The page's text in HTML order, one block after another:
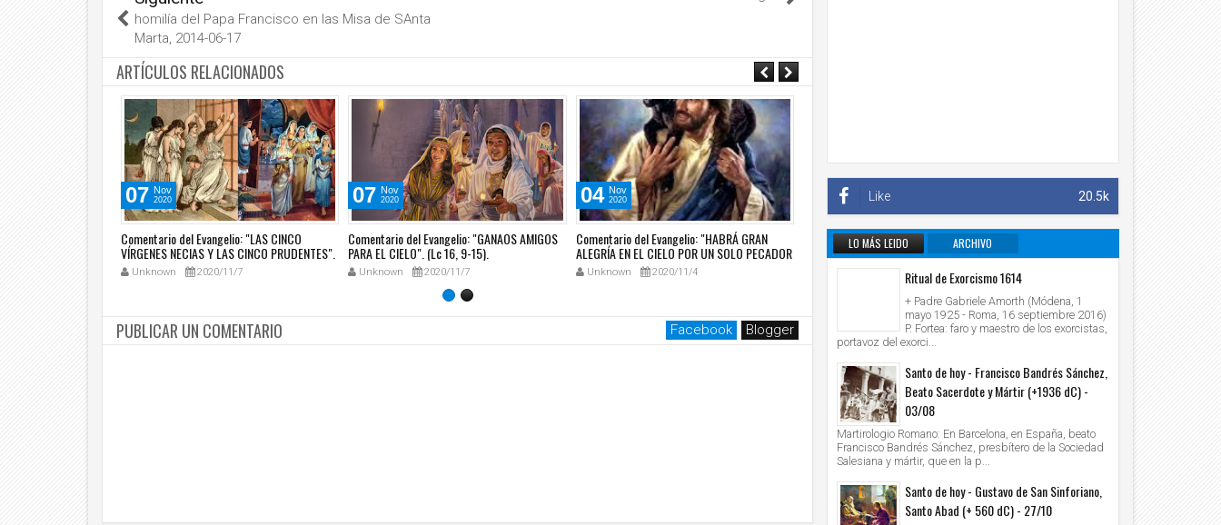
homilía del Papa Francisco en las Misa de SAnta
Marta, 2014-06-17
ARTÍCULOS RELACIONADOS
07 Nov
2020
Comentario del Evangelio: "LAS CINCO
VÍRGENES NECIAS Y LAS CINCO PRUDENTES".
(Mt 25, 1-13).
Unknown 2020/11/7
07 Nov
2020
Comentario del Evangelio: "GANAOS AMIGOS
PARA EL CIELO". (Lc 16, 9-15).
Unknown 2020/11/7
04 Nov
2020
Comentario del Evangelio: "HABRÁ GRAN
ALEGRÍA EN EL CIELO POR UN SOLO PECADOR
QUE SE ARREPIENTA" (Lc 15, 1-10)
Unknown 2020/11/4
Oct
Comentario del Evangelio: INSENSATO, esta
misma noche te reclaman el alma; "SED
RICOS ANTE DIOS" (Lc 12, 13-21).
Unknown 2020/10/18
Oct
2020
PUBLICAR UN COMENTARIO Facebook Blogger
20.5k
Like
LO MÁS LEIDO
ARCHIVO
INFORMATIVO
Ritual de Exorcismo 1614
+ Padre Gabriele Amorth (Módena, 1
mayo 1925 - Roma, 16 septiembre 2016)
P. Fortea: faro y maestro de los exorcistas,
portavoz del exorci...
Santo de hoy - Francisco Bandrés Sánchez,
Beato Sacerdote y Mártir (+1936 dC) -
03/08
Martirologio Romano: En Barcelona, en España, beato
Francisco Bandrés Sánchez, presbítero de la Sociedad
Salesiana y mártir, que en la p...
Santo de hoy - Gustavo de San Sinforiano,
Santo Abad (+ 560 dC) - 27/10